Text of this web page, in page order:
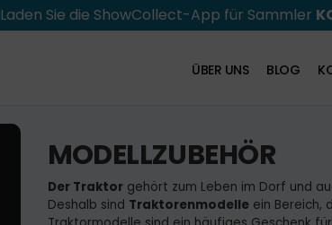
Laden Sie die ShowCollect-App für Sammler
ÜBER UNS BLOG
MODELLZUBEHÖR
Der Traktorgehört zum Leben im Dorf und
Deshalb sind Traktorenmodelleein Bereich,